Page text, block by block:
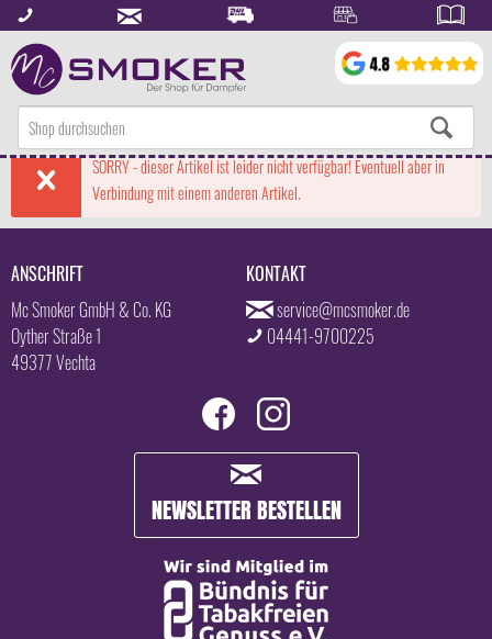
SORRY - dieser Artikel ist leider nicht verfügbar! Eventuell aber in
Verbindung mit einem anderen Artikel.
ANSCHRIFT
Mc Smoker GmbH & Co. KG
Oyther Straße 1
49377 Vechta
KONTAKT
service@mcsmoker.de
04441-9700225
NEWSLETTER BESTELLEN